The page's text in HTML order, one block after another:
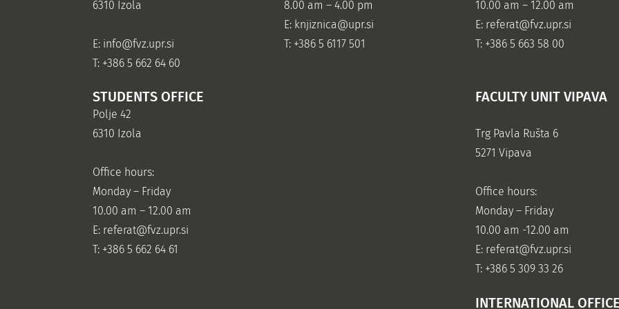
6310 Izola
E: info@fvz.upr.si
T: +386 5 662 64 60
STUDENTS OFFICE
Polje 42
6310 Izola
Office hours:
Monday – Friday
10.00 am – 12.00 am
E: referat@fvz.upr.si
T: +386 5 662 64 61
8.00 am – 4.00 pm
E: knjiznica@upr.si
T: +386 5 6117 501
10.00 am – 12.00 am
E: referat@fvz.upr.si
T: +386 5 663 58 00
FACULTY UNIT VIPAVA
Trg Pavla Rušta 6
5271 Vipava
Office hours:
Monday – Friday
10.00 am -12.00 am
E: referat@fvz.upr.si
T: +386 5 309 33 26
INTERNATIONAL